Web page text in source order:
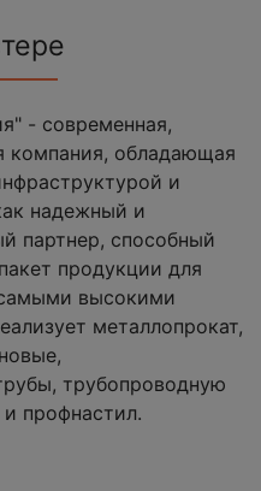
- современная,
компания, обладающая
и
надежный и
партнер, способный
продукции для
высокими
металлопрокат,
трубопроводную
профнастил.